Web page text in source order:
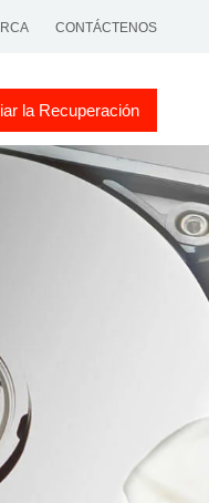
CONTÁCTENOS
la Recuperación